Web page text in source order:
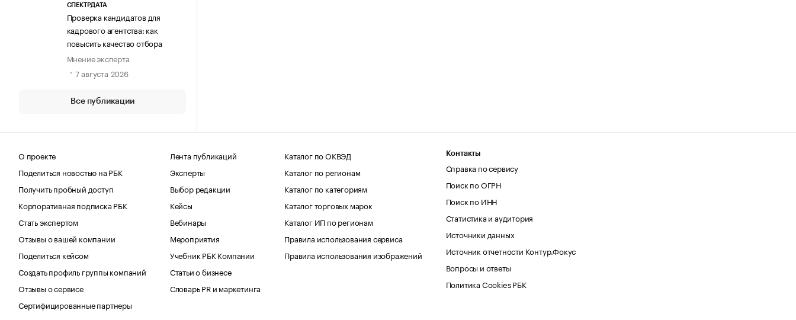
СПЕКТРДАТА
Проверка кандидатов для
кадрового агентства: как
повысить качество отбора
Мнение эксперта
7 августа 2026
Все публикации
О проекте
Поделиться новостью на РБК
Получить пробный доступ
Корпоративная подписка РБК
Стать экспертом
Отзывы о вашей компании
Поделиться кейсом
Создать профиль группы компаний
Отзывы о сервисе
Сертифицированные партнеры
Лента публикаций
Эксперты
Выбор редакции
Кейсы
Вебинары
Мероприятия
Учебник РБК Компании
Статьи о бизнесе
Словарь PR и маркетинга
Каталог по ОКВЭД
Каталог по регионам
Каталог по категориям
Каталог торговых марок
Каталог ИП по регионам
Правила использования сервиса
Правила использования изображений
Контакты
Справка по сервису
Поиск по ОГРН
Поиск по ИНН
Статистика и аудитория
Источники данных
Источник отчетности Контур.Фокус
Вопросы и ответы
Политика Cookies РБК